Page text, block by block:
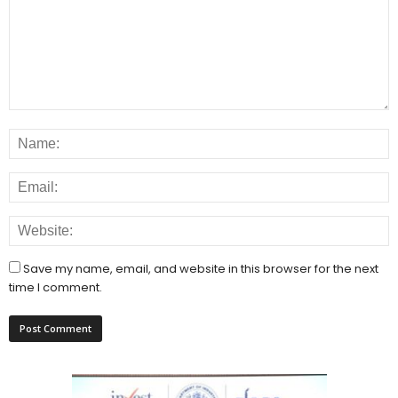
Save my name, email, and website in this browser for the next
time I comment.